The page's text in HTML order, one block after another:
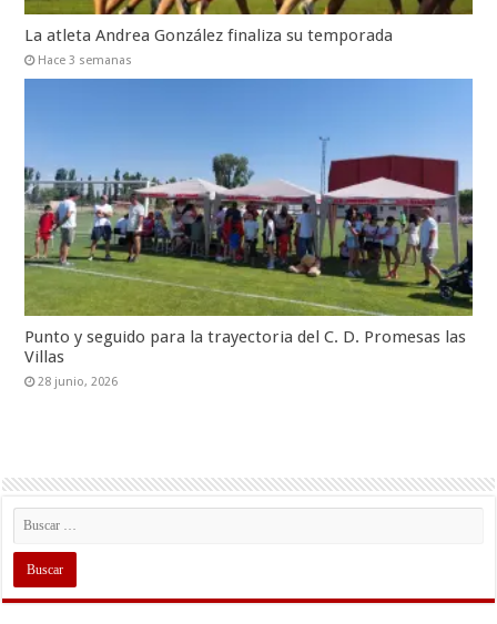
La atleta Andrea González finaliza su temporada
Hace 3 semanas
Punto y seguido para la trayectoria del C. D. Promesas las
Villas
28 junio, 2026